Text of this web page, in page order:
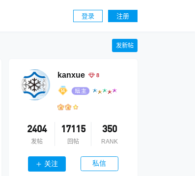
登录 注册
发新帖
kanxue 8
2404
发帖
17115
回帖
350
RANK
关注 私信